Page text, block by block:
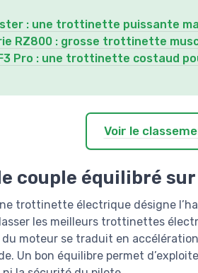
: une trottinette puissante
RZ800 : grosse trottinette
Pro : une trottinette costaud
Voir le
couple équilibré
trottinette électrique désigne
les meilleurs trottinettes
moteur se traduit en
Un bon équilibre permet